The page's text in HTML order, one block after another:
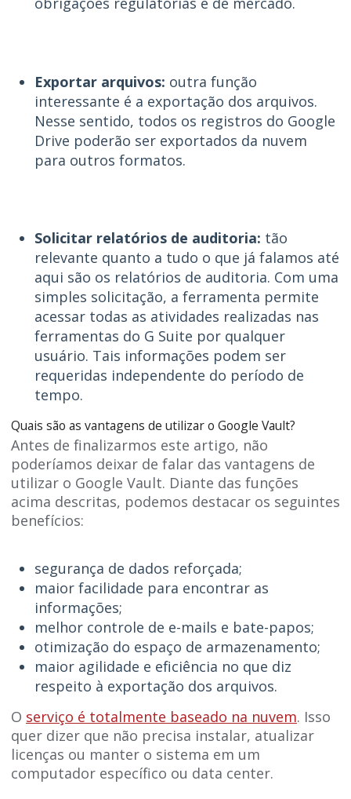
Exportar arquivos: outra função
interessante é a exportação dos arquivos.
Nesse sentido, todos os registros do Google
Drive poderão ser exportados da nuvem
para outros formatos.
Solicitar relatórios de auditoria: tão
relevante quanto a tudo o que já falamos até
aqui são os relatórios de auditoria. Com uma
simples solicitação, a ferramenta permite
acessar todas as atividades realizadas nas
ferramentas do G Suite por qualquer
usuário. Tais informações podem ser
requeridas independente do período de
tempo.
Quais são as vantagens de utilizar o Google Vault?
Antes de finalizarmos este artigo, não
poderíamos deixar de falar das vantagens de
utilizar o Google Vault. Diante das funções
acima descritas, podemos destacar os seguintes
benefícios:
segurança de dados reforçada;
maior facilidade para encontrar as
informações;
melhor controle de e-mails e bate-papos;
otimização do espaço de armazenamento;
maior agilidade e eficiência no que diz
respeito à exportação dos arquivos.
O serviço é totalmente baseado na nuvem. Isso
quer dizer que não precisa instalar, atualizar
licenças ou manter o sistema em um
computador específico ou data center.